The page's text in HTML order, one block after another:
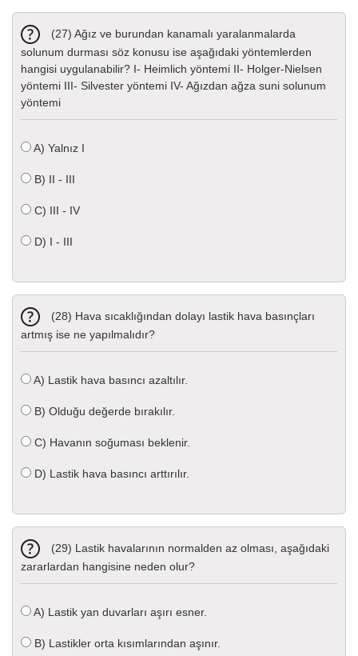
(27) Ağız ve burundan kanamalı yaralanmalarda
solunum durması söz konusu ise aşağıdaki yöntemlerden
hangisi uygulanabilir? I- Heimlich yöntemi II- Holger-Nielsen
yöntemi III- Silvester yöntemi IV- Ağızdan ağza suni solunum
yöntemi
A) Yalnız I
B) II - III
C) III - IV
D) I - III
(28) Hava sıcaklığından dolayı lastik hava basınçları
artmış ise ne yapılmalıdır?
A) Lastik hava basıncı azaltılır.
B) Olduğu değerde bırakılır.
C) Havanın soğuması beklenir.
D) Lastik hava basıncı arttırılır.
(29) Lastik havalarının normalden az olması, aşağıdaki
zararlardan hangisine neden olur?
A) Lastik yan duvarları aşırı esner.
B) Lastikler orta kısımlarından aşınır.